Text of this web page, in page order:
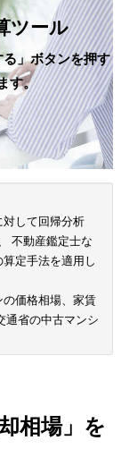
ツール
る」ボタンを押す
す。
して回帰分析
不動産鑑定士な
定手法を適用し
価格相場、家賃
通省の中古マンシ
相場」を